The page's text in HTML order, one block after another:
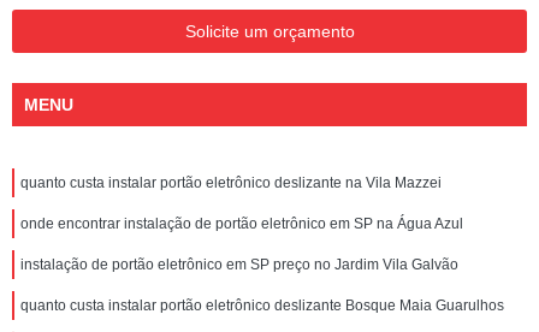
Solicite um orçamento
MENU
quanto custa instalar portão eletrônico deslizante na Vila Mazzei
onde encontrar instalação de portão eletrônico em SP na Água Azul
instalação de portão eletrônico em SP preço no Jardim Vila Galvão
quanto custa instalar portão eletrônico deslizante Bosque Maia Guarulhos